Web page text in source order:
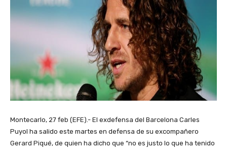
Montecarlo, 27 feb (EFE).- El exdefensa del Barcelona Carles
Puyol ha salido este martes en defensa de su excompañero
Gerard Piqué, de quien ha dicho que “no es justo lo que ha tenido